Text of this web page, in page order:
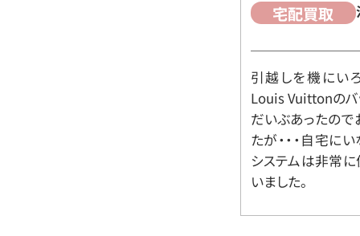
宅配買取
引越しを機にい
Louis Vuittonのバ
だいぶあったので
たが・・・自宅に
システムは非常に
いました。